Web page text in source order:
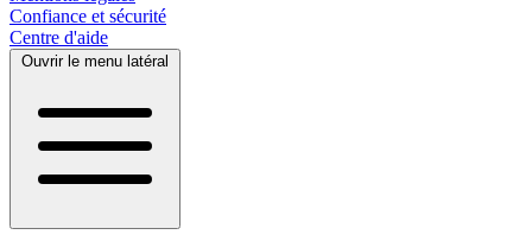
Confiance et sécurité
Centre d'aide
Ouvrir le menu latéral